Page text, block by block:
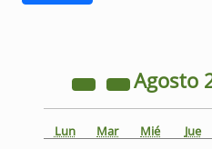
Agosto
Lun Mar Mié Jue